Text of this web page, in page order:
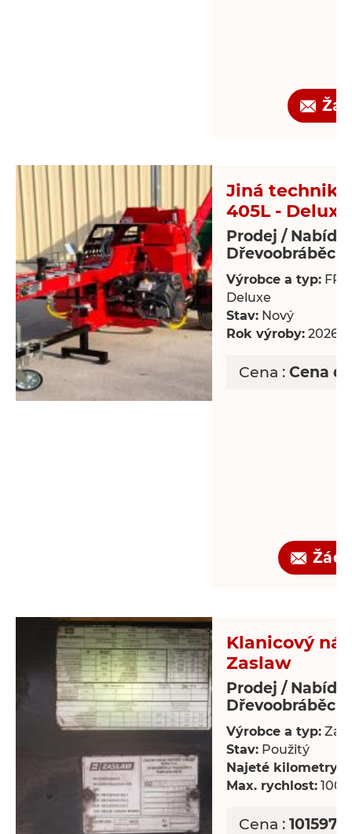
Jiná technika
405L - Deluxe
Prodej /
Dřevoobráběcí
Výrobce a typ: FP-
Deluxe
Stav: Nový
Rok výroby: 2026
Cena : Cena
Klanicový
Zaslaw
Prodej /
Dřevoobráběcí
Výrobce a typ:
Stav: Použitý
Najeté kilometry:
Max. rychlost: 100
Cena :